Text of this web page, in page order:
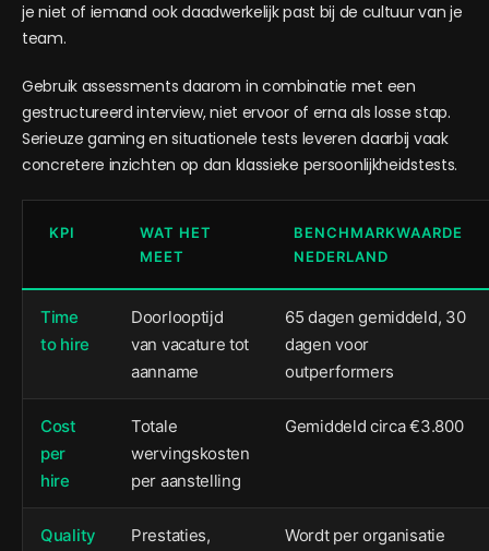
je niet of iemand ook daadwerkelijk past bij de cultuur van je
team.
Gebruik assessments daarom in combinatie met een
gestructureerd interview, niet ervoor of erna als losse stap.
Serieuze gaming en situationele tests leveren daarbij vaak
concretere inzichten op dan klassieke persoonlijkheidstests.
KPI
WAT HET
MEET
BENCHMARKWAARDE
NEDERLAND
Time
to hire
Doorlooptijd
van vacature tot
aanname
65 dagen gemiddeld, 30
dagen voor
outperformers
Cost
per
hire
Totale
wervingskosten
per aanstelling
Gemiddeld circa €3.800
Quality
Prestaties,
Wordt per organisatie